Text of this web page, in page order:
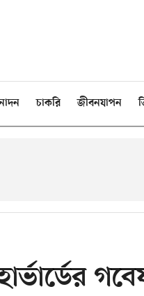
চাকরি জীবনযাপন